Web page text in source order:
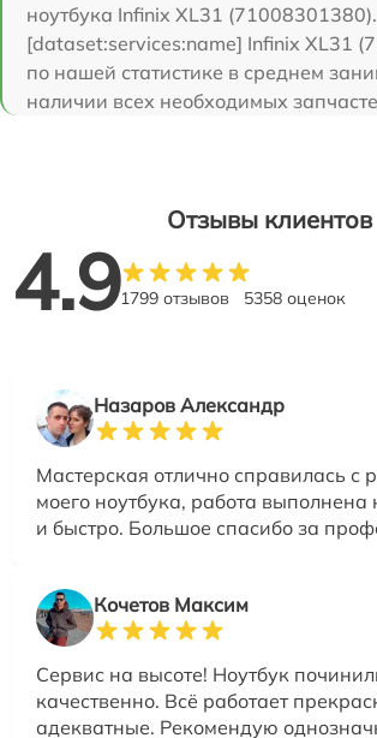
ноутбука Infinix XL31 (71008301380).
[dataset:services:name] Infinix XL31
по нашей статистике в среднем
наличии всех необходимых
Отзывы клиентов
4.91799 отзывов 5358 оценок
Назаров Александр
Мастерская отлично справилась с
моего ноутбука, работа выполнена
и быстро. Большое спасибо за
Кочетов Максим
Сервис на высоте! Ноутбук
качественно. Всё работает
адекватные. Рекомендую